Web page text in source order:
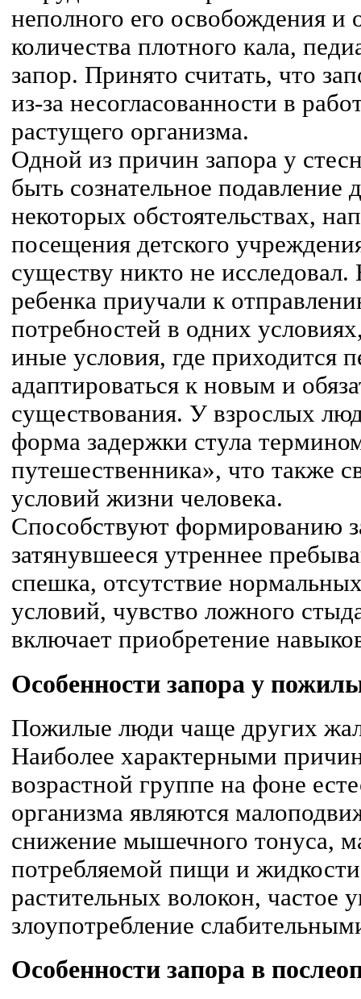
неполного его освобождения и
количества плотного кала,
запор. Принято считать, что
из-за несогласованности в
растущего организма.
Одной из причин запора у
быть сознательное подавление
некоторых обстоятельствах,
посещения детского
существу никто не исследовал.
ребенка приучали к
потребностей в одних
иные условия, где приходится
адаптироваться к новым и
существования. У взрослых
форма задержки стула
путешественника», что также
условий жизни человека.
Способствуют формированию
затянувшееся утреннее
спешка, отсутствие
условий, чувство ложного
включает приобретение
Особенности запора у
Пожилые люди чаще других
Наиболее характерными
возрастной группе на фоне
организма являются
снижение мышечного тонуса,
потребляемой пищи и
растительных волокон, частое
злоупотребление
Особенности запора в